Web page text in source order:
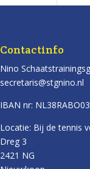
Contactinfo
Nino
secretaris@stgnino.nl
IBAN nr:
Locatie: Bij de tennis
Dreg 3
2421 NG